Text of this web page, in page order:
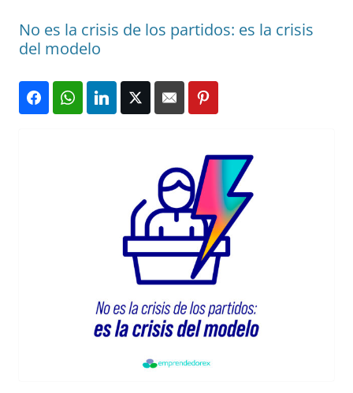
No es la crisis de los partidos: es la crisis
del modelo